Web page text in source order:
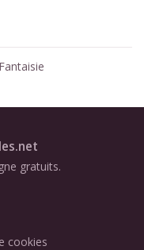
Fantaisie
gratuits.
cookies